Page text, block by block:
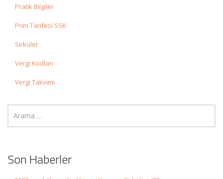
Pratik Bilgiler
Prim Tarifesi SSK
Sirküler
Vergi Kodları
Vergi Takvimi
Son Haberler